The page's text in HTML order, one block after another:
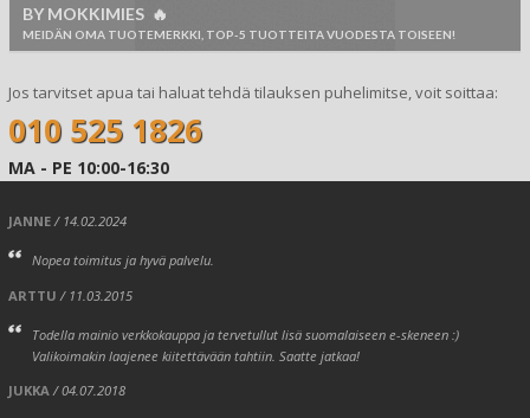
BY MOKKIMIES 🔥
MEIDÄN OMA TUOTEMERKKI, TOP-5 TUOTTEITA VUODESTA TOISEEN!
Jos tarvitset apua tai haluat tehdä tilauksen puhelimitse, voit soittaa:
010 525 1826
MA - PE 10:00-16:30
JANNE/ 14.02.2024
Nopea toimitus ja hyvä palvelu.
ARTTU / 11.03.2015
Todella mainio verkkokauppa ja tervetullut lisä suomalaiseen e-skeneen :)
Valikoimakin laajenee kiitettävään tahtiin. Saatte jatkaa!
JUKKA / 04.07.2018